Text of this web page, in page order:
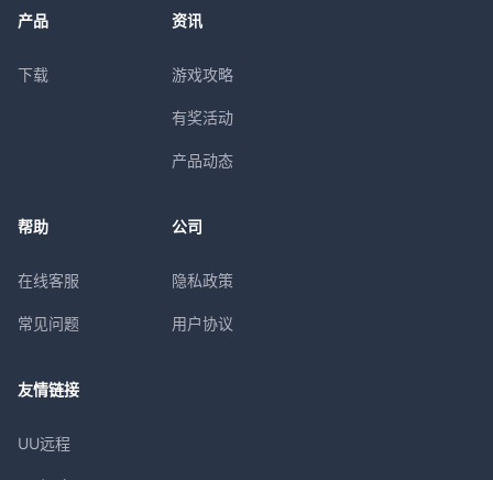
产品
下载
资讯
游戏攻略
有奖活动
产品动态
帮助
在线客服
常见问题
公司
隐私政策
用户协议
友情链接
UU远程